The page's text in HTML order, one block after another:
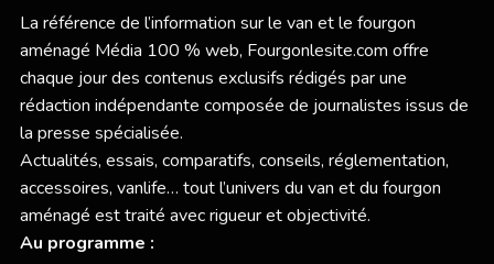
La référence de l’information sur le van et le fourgon
aménagé Média 100 % web, Fourgonlesite.com offre
chaque jour des contenus exclusifs rédigés par une
rédaction indépendante composée de journalistes issus de
la presse spécialisée.
Actualités, essais, comparatifs, conseils, réglementation,
accessoires, vanlife… tout l’univers du van et du fourgon
aménagé est traité avec rigueur et objectivité.
Au programme :